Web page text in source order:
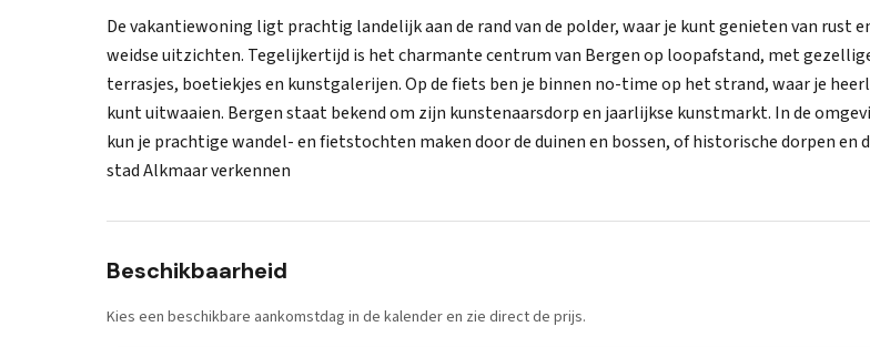
De vakantiewoning ligt prachtig landelijk aan de rand van de polder, waar je kunt genieten van rust
weidse uitzichten. Tegelijkertijd is het charmante centrum van Bergen op loopafstand, met
terrasjes, boetiekjes en kunstgalerijen. Op de fiets ben je binnen no-time op het strand, waar je
kunt uitwaaien. Bergen staat bekend om zijn kunstenaarsdorp en jaarlijkse kunstmarkt. In de
kun je prachtige wandel- en fietstochten maken door de duinen en bossen, of historische dorpen en
stad Alkmaar verkennen
Beschikbaarheid
Kies een beschikbare aankomstdag in de kalender en zie direct de prijs.